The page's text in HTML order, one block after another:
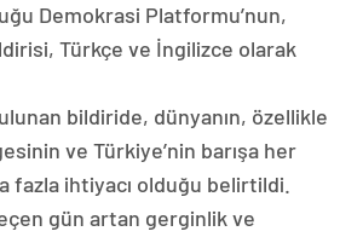
Demokrasi Platformu’nun,
Türkçe ve İngilizce olarak
bildiride, dünyanın, özellikle
ve Türkiye’nin barışa her
fazla ihtiyacı olduğu belirtildi.
gün artan gerginlik ve